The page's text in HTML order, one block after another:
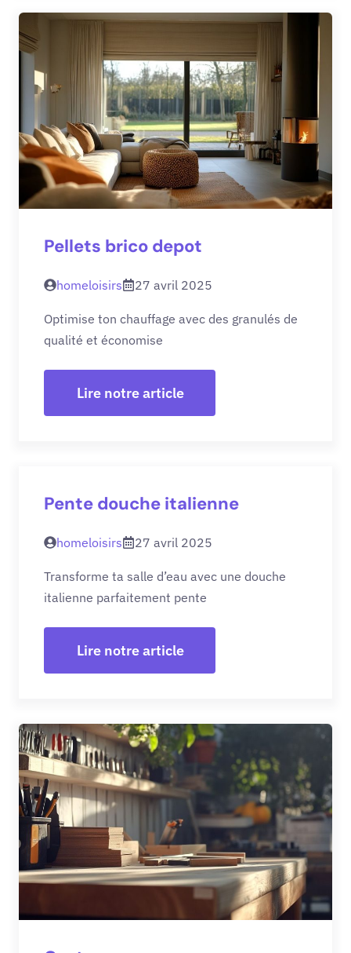
Pellets brico depot
homeloisirs 27 avril 2025
Optimise ton chauffage avec des granulés de
qualité et économise
Lire notre article
Pente douche italienne
homeloisirs 27 avril 2025
Transforme ta salle d’eau avec une douche
italienne parfaitement pente
Lire notre article